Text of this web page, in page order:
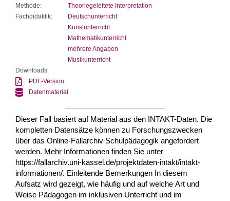
Methode:
Theoriegeleitete Interpretation
Fachdidaktik:
Deutschunterricht
Kunstunterricht
Mathematikunterricht
mehrere Angaben
Musikunterricht
Downloads:
PDF-Version
Datenmaterial
Dieser Fall basiert auf Material aus den INTAKT-Daten. Die
kompletten Datensätze können zu Forschungszwecken
über das Online-Fallarchiv Schulpädagogik angefordert
werden. Mehr Informationen finden Sie unter
https://fallarchiv.uni-kassel.de/projektdaten-intakt/intakt-
informationen/. Einleitende Bemerkungen In diesem
Aufsatz wird gezeigt, wie häufig und auf welche Art und
Weise Pädagogen im inklusiven Unterricht und im